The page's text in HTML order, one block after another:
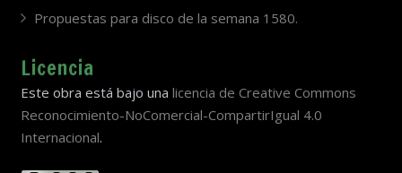
Propuestas para disco de la semana 1580.
Licencia
Este obra está bajo una licencia de Creative Commons
Reconocimiento-NoComercial-CompartirIgual 4.0
Internacional.